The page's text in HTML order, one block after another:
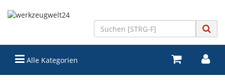
Alle Kategorien